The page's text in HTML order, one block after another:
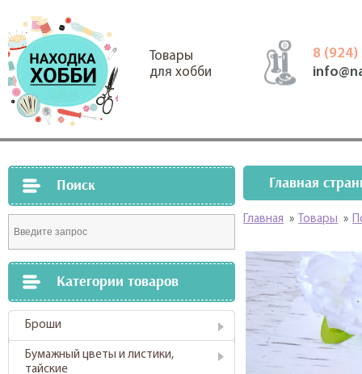
Товары
для хобби
8 (924)
Поиск
Категории товаров
Броши
Бумажный цветы и листики,
тайские
Главная
Главная » Товары »